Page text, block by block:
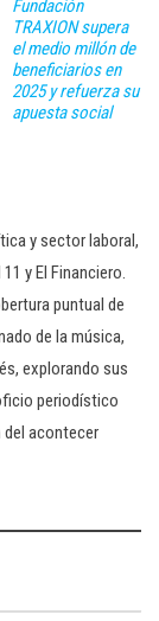
Fundación
TRAXION supera
el medio millón de
beneficiarios en
2025 y refuerza su
apuesta social
y sector laboral,
y El Financiero.
puntual de
de la música,
explorando sus
periodístico
del acontecer